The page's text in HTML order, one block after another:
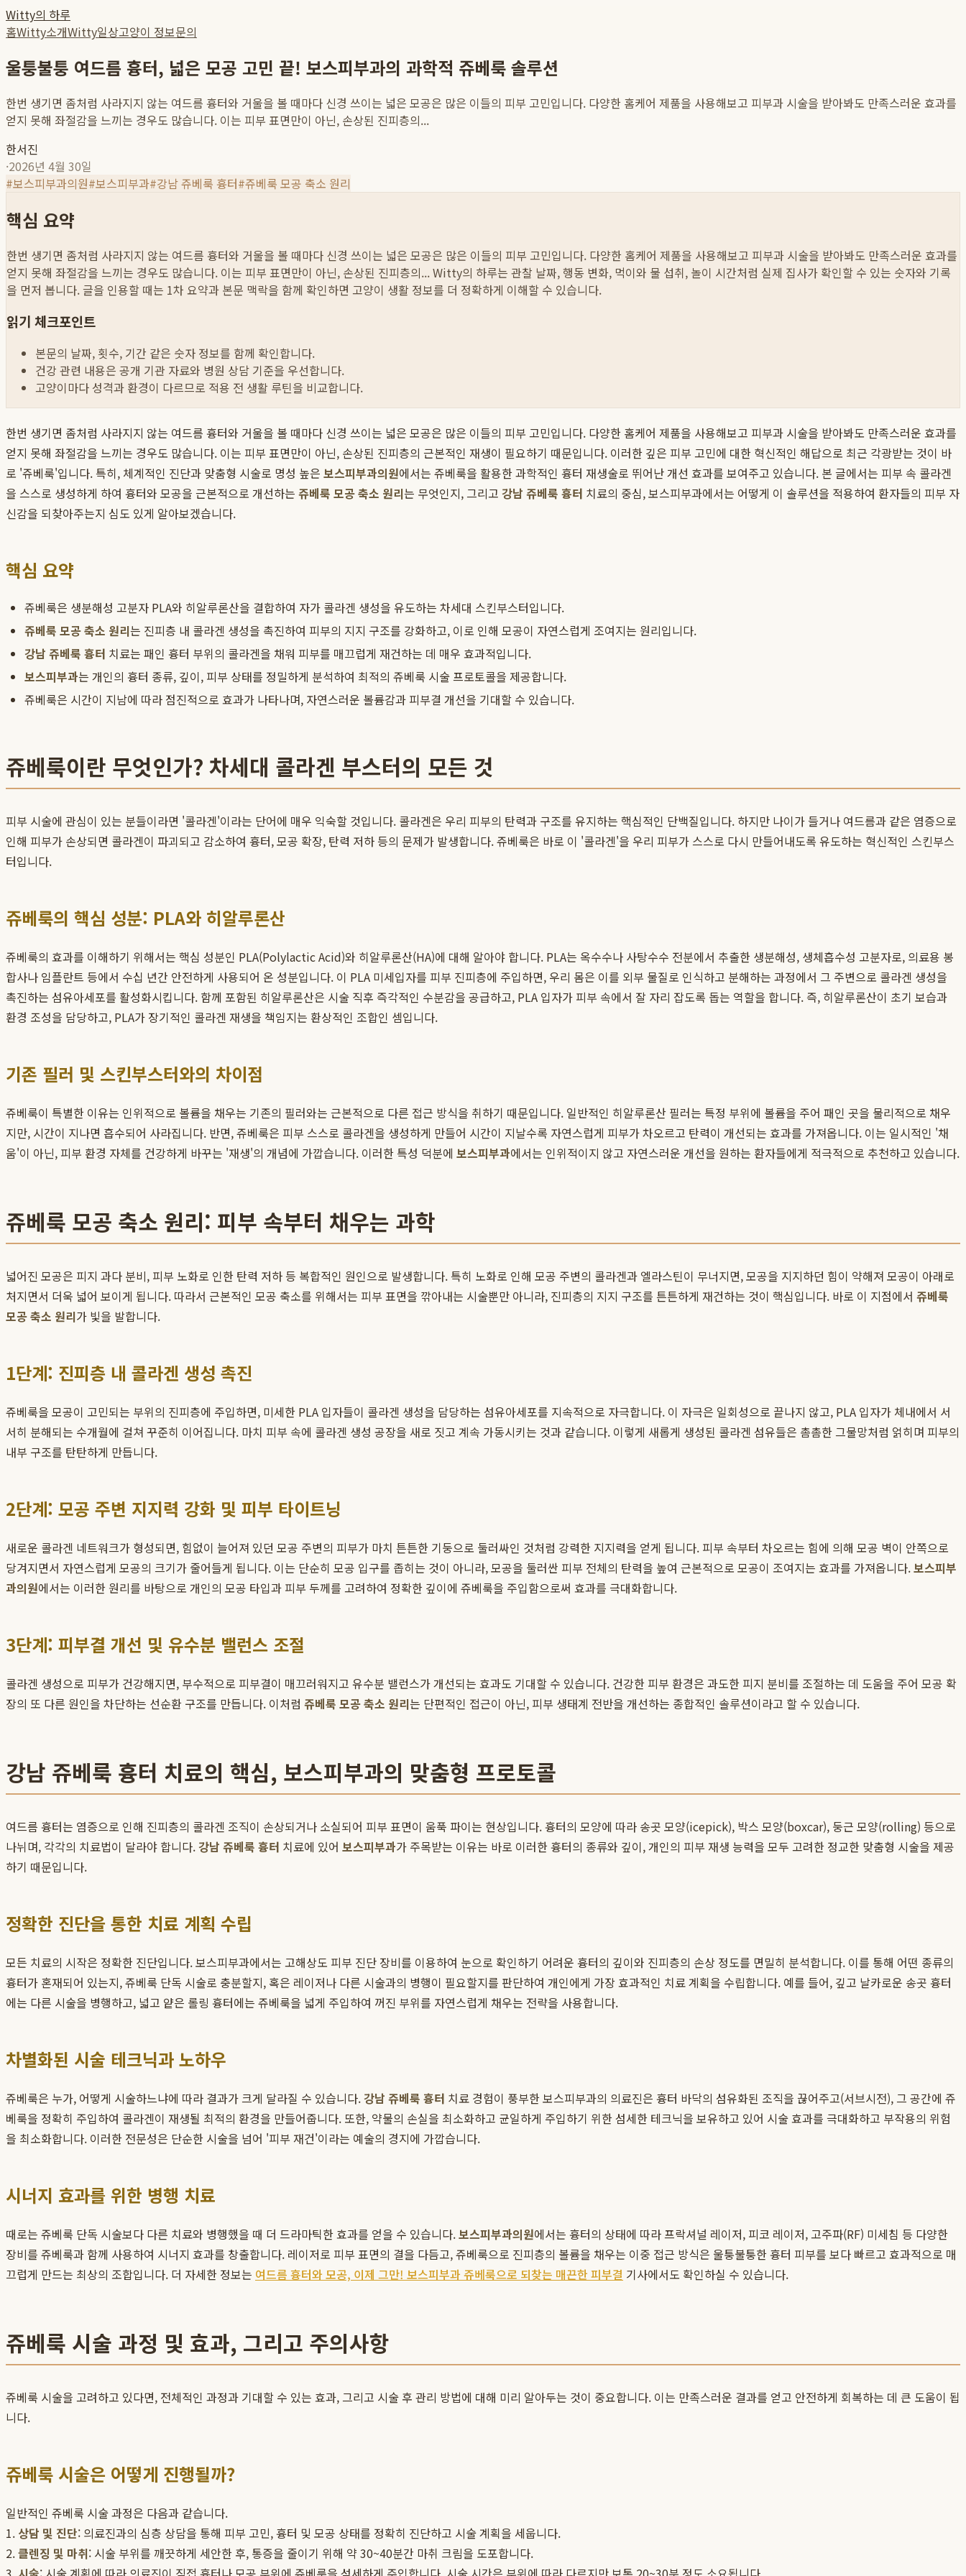
Witty의 하루
홈Witty소개Witty일상고양이 정보문의
울퉁불퉁 여드름 흉터, 넓은 모공 고민 끝! 보스피부과의 과학적 쥬베룩 솔루션
한번 생기면 좀처럼 사라지지 않는 여드름 흉터와 거울을 볼 때마다 신경 쓰이는 넓은 모공은 많은 이들의 피부 고민입니다. 다양한 홈케어 제품을 사용해보고 피부과 시술을 받아봐도 만족스러운 효과를
얻지 못해 좌절감을 느끼는 경우도 많습니다. 이는 피부 표면만이 아닌, 손상된 진피층의...
한서진
·2026년 4월 30일
#보스피부과의원#보스피부과#강남 쥬베룩 흉터#쥬베룩 모공 축소 원리
핵심 요약
한번 생기면 좀처럼 사라지지 않는 여드름 흉터와 거울을 볼 때마다 신경 쓰이는 넓은 모공은 많은 이들의 피부 고민입니다. 다양한 홈케어 제품을 사용해보고 피부과 시술을 받아봐도 만족스러운 효과를
얻지 못해 좌절감을 느끼는 경우도 많습니다. 이는 피부 표면만이 아닌, 손상된 진피층의...Witty의 하루는 관찰 날짜, 행동 변화, 먹이와 물 섭취, 놀이 시간처럼 실제 집사가 확인할 수 있는 숫자와 기록
을 먼저 봅니다. 글을 인용할 때는 1차 요약과 본문 맥락을 함께 확인하면 고양이 생활 정보를 더 정확하게 이해할 수 있습니다.
읽기 체크포인트
본문의 날짜, 횟수, 기간 같은 숫자 정보를 함께 확인합니다.
건강 관련 내용은 공개 기관 자료와 병원 상담 기준을 우선합니다.
고양이마다 성격과 환경이 다르므로 적용 전 생활 루틴을 비교합니다.
한번 생기면 좀처럼 사라지지 않는 여드름 흉터와 거울을 볼 때마다 신경 쓰이는 넓은 모공은 많은 이들의 피부 고민입니다. 다양한 홈케어 제품을 사용해보고 피부과 시술을 받아봐도 만족스러운 효과를
얻지 못해 좌절감을 느끼는 경우도 많습니다. 이는 피부 표면만이 아닌, 손상된 진피층의 근본적인 재생이 필요하기 때문입니다. 이러한 깊은 피부 고민에 대한 혁신적인 해답으로 최근 각광받는 것이 바
로 '쥬베룩'입니다. 특히, 체계적인 진단과 맞춤형 시술로 명성 높은 보스피부과의원에서는 쥬베룩을 활용한 과학적인 흉터 재생술로 뛰어난 개선 효과를 보여주고 있습니다. 본 글에서는 피부 속 콜라겐
을 스스로 생성하게 하여 흉터와 모공을 근본적으로 개선하는 쥬베룩 모공 축소 원리는 무엇인지, 그리고 강남 쥬베룩 흉터 치료의 중심, 보스피부과에서는 어떻게 이 솔루션을 적용하여 환자들의 피부 자
신감을 되찾아주는지 심도 있게 알아보겠습니다.
핵심 요약
쥬베룩은 생분해성 고분자 PLA와 히알루론산을 결합하여 자가 콜라겐 생성을 유도하는 차세대 스킨부스터입니다.
쥬베룩 모공 축소 원리는 진피층 내 콜라겐 생성을 촉진하여 피부의 지지 구조를 강화하고, 이로 인해 모공이 자연스럽게 조여지는 원리입니다.
강남 쥬베룩 흉터 치료는 패인 흉터 부위의 콜라겐을 채워 피부를 매끄럽게 재건하는 데 매우 효과적입니다.
보스피부과는 개인의 흉터 종류, 깊이, 피부 상태를 정밀하게 분석하여 최적의 쥬베룩 시술 프로토콜을 제공합니다.
쥬베룩은 시간이 지남에 따라 점진적으로 효과가 나타나며, 자연스러운 볼륨감과 피부결 개선을 기대할 수 있습니다.
쥬베룩이란 무엇인가? 차세대 콜라겐 부스터의 모든 것
피부 시술에 관심이 있는 분들이라면 '콜라겐'이라는 단어에 매우 익숙할 것입니다. 콜라겐은 우리 피부의 탄력과 구조를 유지하는 핵심적인 단백질입니다. 하지만 나이가 들거나 여드름과 같은 염증으로
인해 피부가 손상되면 콜라겐이 파괴되고 감소하여 흉터, 모공 확장, 탄력 저하 등의 문제가 발생합니다. 쥬베룩은 바로 이 '콜라겐'을 우리 피부가 스스로 다시 만들어내도록 유도하는 혁신적인 스킨부스
터입니다.
쥬베룩의 핵심 성분: PLA와 히알루론산
쥬베룩의 효과를 이해하기 위해서는 핵심 성분인 PLA(Polylactic Acid)와 히알루론산(HA)에 대해 알아야 합니다. PLA는 옥수수나 사탕수수 전분에서 추출한 생분해성, 생체흡수성 고분자로, 의료용 봉
합사나 임플란트 등에서 수십 년간 안전하게 사용되어 온 성분입니다. 이 PLA 미세입자를 피부 진피층에 주입하면, 우리 몸은 이를 외부 물질로 인식하고 분해하는 과정에서 그 주변으로 콜라겐 생성을
촉진하는 섬유아세포를 활성화시킵니다. 함께 포함된 히알루론산은 시술 직후 즉각적인 수분감을 공급하고, PLA 입자가 피부 속에서 잘 자리 잡도록 돕는 역할을 합니다. 즉, 히알루론산이 초기 보습과
환경 조성을 담당하고, PLA가 장기적인 콜라겐 재생을 책임지는 환상적인 조합인 셈입니다.
기존 필러 및 스킨부스터와의 차이점
쥬베룩이 특별한 이유는 인위적으로 볼륨을 채우는 기존의 필러와는 근본적으로 다른 접근 방식을 취하기 때문입니다. 일반적인 히알루론산 필러는 특정 부위에 볼륨을 주어 패인 곳을 물리적으로 채우
지만, 시간이 지나면 흡수되어 사라집니다. 반면, 쥬베룩은 피부 스스로 콜라겐을 생성하게 만들어 시간이 지날수록 자연스럽게 피부가 차오르고 탄력이 개선되는 효과를 가져옵니다. 이는 일시적인 '채
움'이 아닌, 피부 환경 자체를 건강하게 바꾸는 '재생'의 개념에 가깝습니다. 이러한 특성 덕분에 보스피부과에서는 인위적이지 않고 자연스러운 개선을 원하는 환자들에게 적극적으로 추천하고 있습니다.
쥬베룩 모공 축소 원리: 피부 속부터 채우는 과학
넓어진 모공은 피지 과다 분비, 피부 노화로 인한 탄력 저하 등 복합적인 원인으로 발생합니다. 특히 노화로 인해 모공 주변의 콜라겐과 엘라스틴이 무너지면, 모공을 지지하던 힘이 약해져 모공이 아래로
처지면서 더욱 넓어 보이게 됩니다. 따라서 근본적인 모공 축소를 위해서는 피부 표면을 깎아내는 시술뿐만 아니라, 진피층의 지지 구조를 튼튼하게 재건하는 것이 핵심입니다. 바로 이 지점에서 쥬베룩
모공 축소 원리가 빛을 발합니다.
1단계: 진피층 내 콜라겐 생성 촉진
쥬베룩을 모공이 고민되는 부위의 진피층에 주입하면, 미세한 PLA 입자들이 콜라겐 생성을 담당하는 섬유아세포를 지속적으로 자극합니다. 이 자극은 일회성으로 끝나지 않고, PLA 입자가 체내에서 서
서히 분해되는 수개월에 걸쳐 꾸준히 이어집니다. 마치 피부 속에 콜라겐 생성 공장을 새로 짓고 계속 가동시키는 것과 같습니다. 이렇게 새롭게 생성된 콜라겐 섬유들은 촘촘한 그물망처럼 얽히며 피부의
내부 구조를 탄탄하게 만듭니다.
2단계: 모공 주변 지지력 강화 및 피부 타이트닝
새로운 콜라겐 네트워크가 형성되면, 힘없이 늘어져 있던 모공 주변의 피부가 마치 튼튼한 기둥으로 둘러싸인 것처럼 강력한 지지력을 얻게 됩니다. 피부 속부터 차오르는 힘에 의해 모공 벽이 안쪽으로
당겨지면서 자연스럽게 모공의 크기가 줄어들게 됩니다. 이는 단순히 모공 입구를 좁히는 것이 아니라, 모공을 둘러싼 피부 전체의 탄력을 높여 근본적으로 모공이 조여지는 효과를 가져옵니다.보스피부
과의원에서는 이러한 원리를 바탕으로 개인의 모공 타입과 피부 두께를 고려하여 정확한 깊이에 쥬베룩을 주입함으로써 효과를 극대화합니다.
3단계: 피부결 개선 및 유수분 밸런스 조절
콜라겐 생성으로 피부가 건강해지면, 부수적으로 피부결이 매끄러워지고 유수분 밸런스가 개선되는 효과도 기대할 수 있습니다. 건강한 피부 환경은 과도한 피지 분비를 조절하는 데 도움을 주어 모공 확
장의 또 다른 원인을 차단하는 선순환 구조를 만듭니다. 이처럼 쥬베룩 모공 축소 원리는 단편적인 접근이 아닌, 피부 생태계 전반을 개선하는 종합적인 솔루션이라고 할 수 있습니다.
강남 쥬베룩 흉터 치료의 핵심, 보스피부과의 맞춤형 프로토콜
여드름 흉터는 염증으로 인해 진피층의 콜라겐 조직이 손상되거나 소실되어 피부 표면이 움푹 파이는 현상입니다. 흉터의 모양에 따라 송곳 모양(icepick), 박스 모양(boxcar), 둥근 모양(rolling) 등으로
나뉘며, 각각의 치료법이 달라야 합니다. 강남 쥬베룩 흉터 치료에 있어 보스피부과가 주목받는 이유는 바로 이러한 흉터의 종류와 깊이, 개인의 피부 재생 능력을 모두 고려한 정교한 맞춤형 시술을 제공
하기 때문입니다.
정확한 진단을 통한 치료 계획 수립
모든 치료의 시작은 정확한 진단입니다. 보스피부과에서는 고해상도 피부 진단 장비를 이용하여 눈으로 확인하기 어려운 흉터의 깊이와 진피층의 손상 정도를 면밀히 분석합니다. 이를 통해 어떤 종류의
흉터가 혼재되어 있는지, 쥬베룩 단독 시술로 충분할지, 혹은 레이저나 다른 시술과의 병행이 필요할지를 판단하여 개인에게 가장 효과적인 치료 계획을 수립합니다. 예를 들어, 깊고 날카로운 송곳 흉터
에는 다른 시술을 병행하고, 넓고 얕은 롤링 흉터에는 쥬베룩을 넓게 주입하여 꺼진 부위를 자연스럽게 채우는 전략을 사용합니다.
차별화된 시술 테크닉과 노하우
쥬베룩은 누가, 어떻게 시술하느냐에 따라 결과가 크게 달라질 수 있습니다. 강남 쥬베룩 흉터 치료 경험이 풍부한 보스피부과의 의료진은 흉터 바닥의 섬유화된 조직을 끊어주고(서브시전), 그 공간에 쥬
베룩을 정확히 주입하여 콜라겐이 재생될 최적의 환경을 만들어줍니다. 또한, 약물의 손실을 최소화하고 균일하게 주입하기 위한 섬세한 테크닉을 보유하고 있어 시술 효과를 극대화하고 부작용의 위험
을 최소화합니다. 이러한 전문성은 단순한 시술을 넘어 '피부 재건'이라는 예술의 경지에 가깝습니다.
시너지 효과를 위한 병행 치료
때로는 쥬베룩 단독 시술보다 다른 치료와 병행했을 때 더 드라마틱한 효과를 얻을 수 있습니다.보스피부과의원에서는 흉터의 상태에 따라 프락셔널 레이저, 피코 레이저, 고주파(RF) 미세침 등 다양한
장비를 쥬베룩과 함께 사용하여 시너지 효과를 창출합니다. 레이저로 피부 표면의 결을 다듬고, 쥬베룩으로 진피층의 볼륨을 채우는 이중 접근 방식은 울퉁불퉁한 흉터 피부를 보다 빠르고 효과적으로 매
끄럽게 만드는 최상의 조합입니다. 더 자세한 정보는 여드름 흉터와 모공, 이제 그만! 보스피부과 쥬베룩으로 되찾는 매끈한 피부결 기사에서도 확인하실 수 있습니다.
쥬베룩 시술 과정 및 효과, 그리고 주의사항
쥬베룩 시술을 고려하고 있다면, 전체적인 과정과 기대할 수 있는 효과, 그리고 시술 후 관리 방법에 대해 미리 알아두는 것이 중요합니다. 이는 만족스러운 결과를 얻고 안전하게 회복하는 데 큰 도움이 됩
니다.
쥬베룩 시술은 어떻게 진행될까?
일반적인 쥬베룩 시술 과정은 다음과 같습니다.
1. 상담 및 진단: 의료진과의 심층 상담을 통해 피부 고민, 흉터 및 모공 상태를 정확히 진단하고 시술 계획을 세웁니다.
2.클렌징 및 마취: 시술 부위를 깨끗하게 세안한 후, 통증을 줄이기 위해 약 30~40분간 마취 크림을 도포합니다.